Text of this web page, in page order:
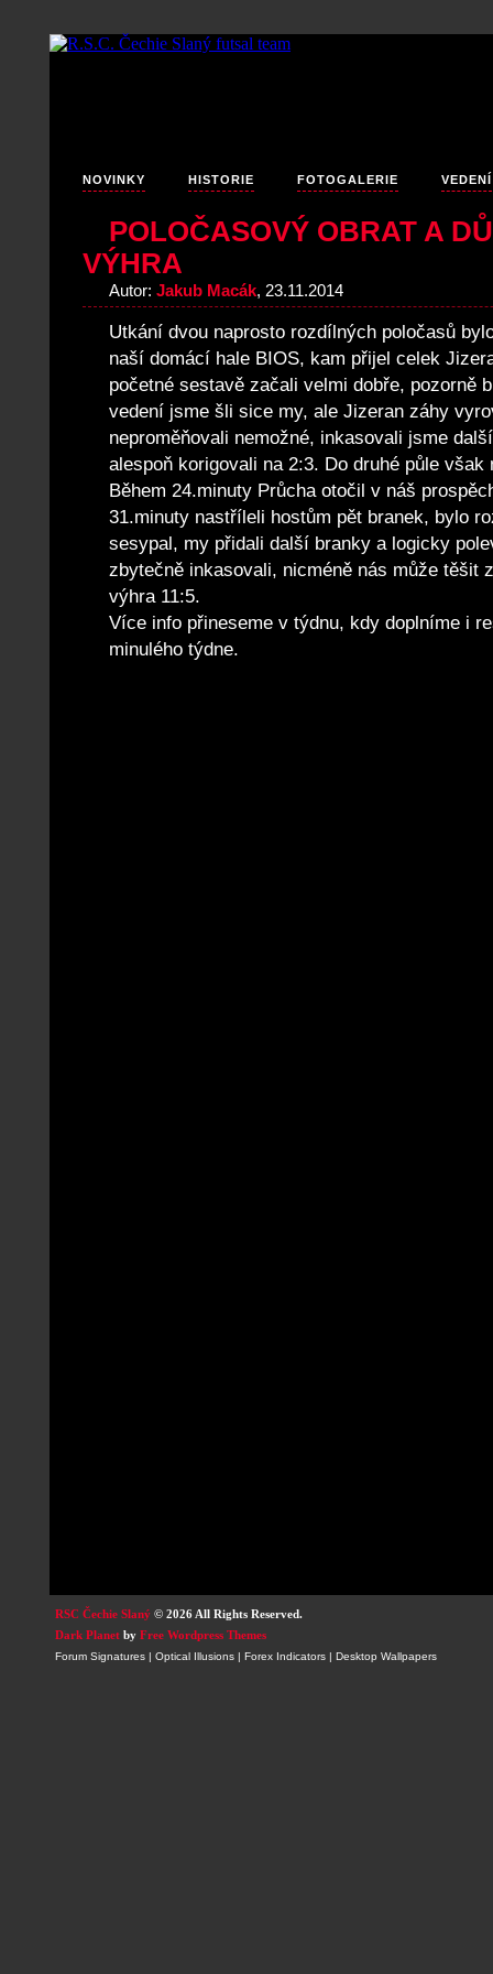
NOVINKY HISTORIE FOTOGALERIE VEDENÍ
POLOČASOVÝ OBRAT A
VÝHRA
Autor: Jakub Macák, 23.11.2014
Utkání dvou naprosto rozdílných poločasů
naší domácí hale BIOS, kam přijel celek
početné sestavě začali velmi dobře, pozorně
vedení jsme šli sice my, ale Jizeran záhy
neproměňovali nemožné, inkasovali jsme
alespoň korigovali na 2:3. Do druhé půle však
Během 24.minuty Průcha otočil v náš
31.minuty nastříleli hostům pět branek, bylo
sesypal, my přidali další branky a logicky
zbytečně inkasovali, nicméně nás může těšit
výhra 11:5.
Více info přineseme v týdnu, kdy doplníme i
minulého týdne.
RSC Čechie Slaný © 2026 All Rights Reserved.
Dark Planet by Free Wordpress Themes
Forum Signatures | Optical Illusions | Forex Indicators | Desktop Wallpapers